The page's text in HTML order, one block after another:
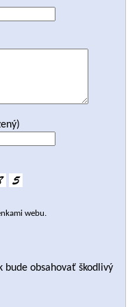
webu.
bude obsahovať škodlivý